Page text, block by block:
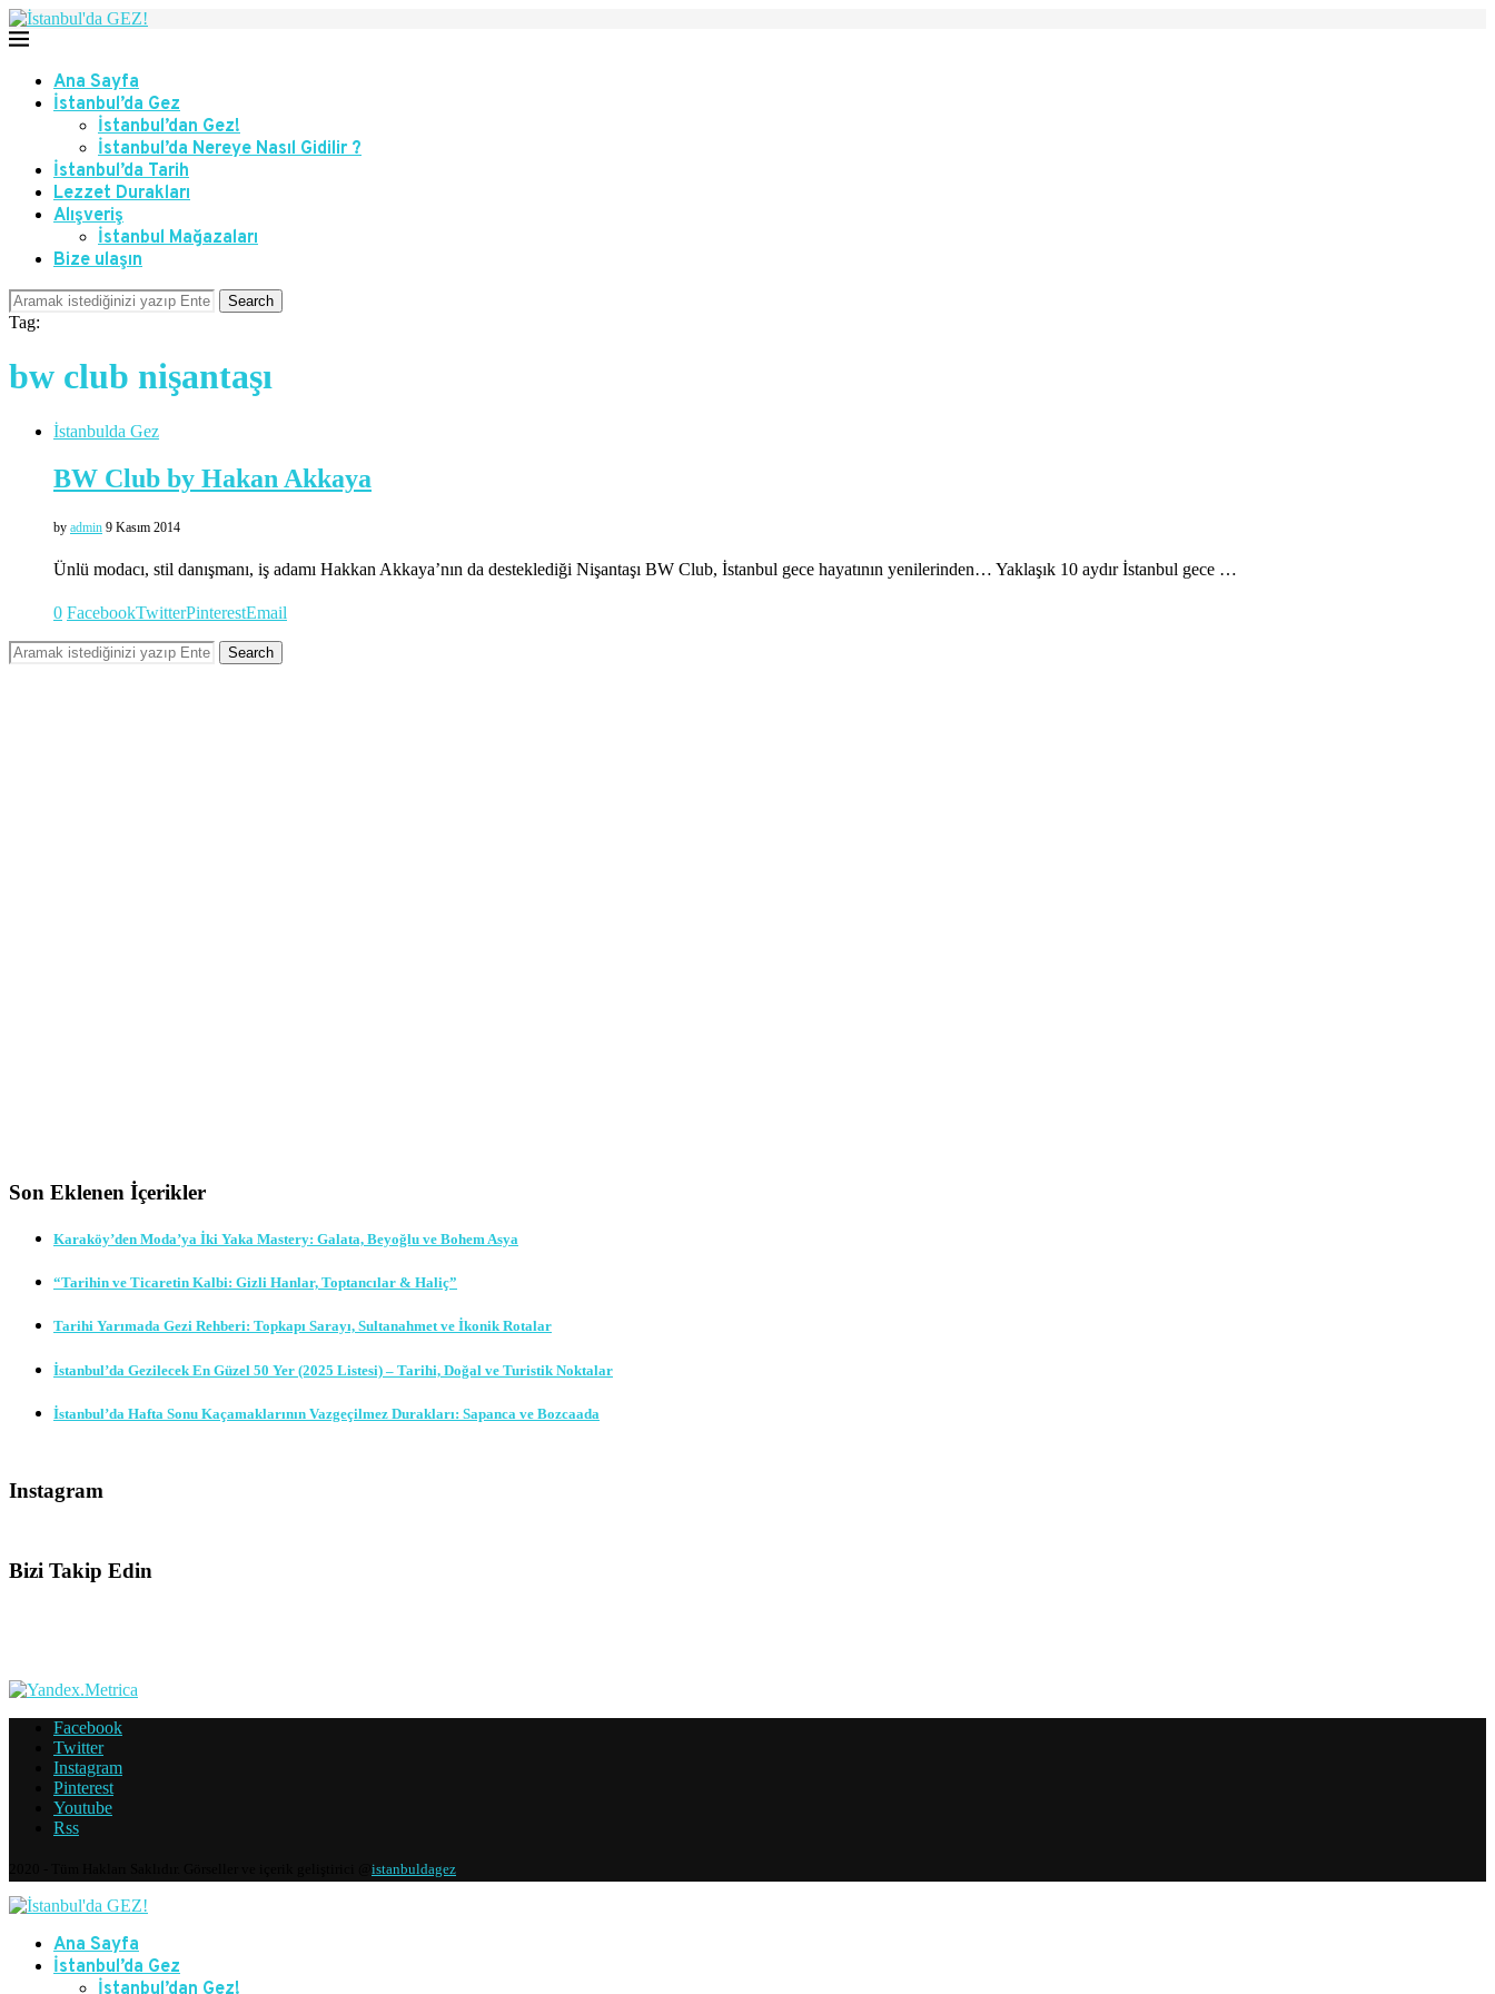
Ana Sayfa
İstanbul’da Gez
İstanbul’dan Gez!
İstanbul’da Nereye Nasıl Gidilir ?
İstanbul’da Tarih
Lezzet Durakları
Alışveriş
İstanbul Mağazaları
Bize ulaşın
Search
Tag:
bw club nişantaşı
İstanbulda Gez
BW Club by Hakan Akkaya
by admin 9 Kasım 2014
Ünlü modacı, stil danışmanı, iş adamı Hakkan Akkaya’nın da desteklediği Nişantaşı BW Club, İstanbul gece hayatının yenilerinden… Yaklaşık 10 aydır İstanbul gece …
0 FacebookTwitterPinterestEmail
Son Eklenen İçerikler
Karaköy’den Moda’ya İki Yaka Mastery: Galata, Beyoğlu ve Bohem Asya
“Tarihin ve Ticaretin Kalbi: Gizli Hanlar, Toptancılar & Haliç”
Tarihi Yarımada Gezi Rehberi: Topkapı Sarayı, Sultanahmet ve İkonik Rotalar
İstanbul’da Gezilecek En Güzel 50 Yer (2025 Listesi) – Tarihi, Doğal ve Turistik Noktalar
İstanbul’da Hafta Sonu Kaçamaklarının Vazgeçilmez Durakları: Sapanca ve Bozcaada
Instagram
Bizi Takip Edin
Facebook
Twitter
Instagram
Pinterest
Youtube
Rss
istanbuldagez
Ana Sayfa
İstanbul’da Gez
İstanbul’dan Gez!